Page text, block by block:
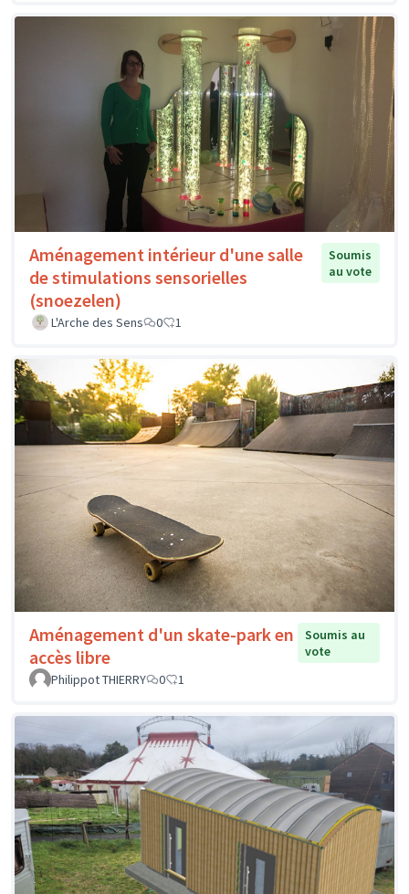
Aménagement intérieur d'une salle
de stimulations sensorielles
(snoezelen)
Soumis
au vote
L'Arche des Sens 0 1
Aménagement d'un skate-park en
accès libre
Soumis au
vote
Philippot THIERRY
0 1